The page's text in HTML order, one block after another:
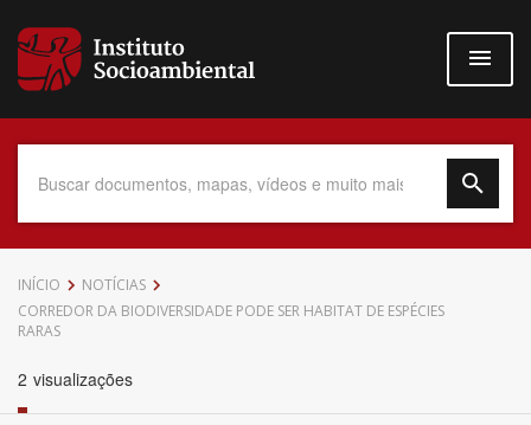
para
conteúdo
Data do Documento
INÍCIO
NOTÍCIAS
CORREDOR DA BIODIVERSIDADE PODE SER HABITAT DE ESPÉCIES
RARAS
2 visualizações